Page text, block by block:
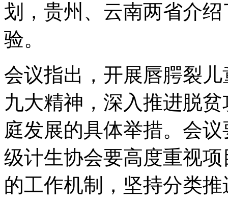
划，贵州、云南两省介
验。
会议指出，开展唇腭裂
九大精神，深入推进脱
庭发展的具体举措。会
级计生协会要高度重视
的工作机制，坚持分类